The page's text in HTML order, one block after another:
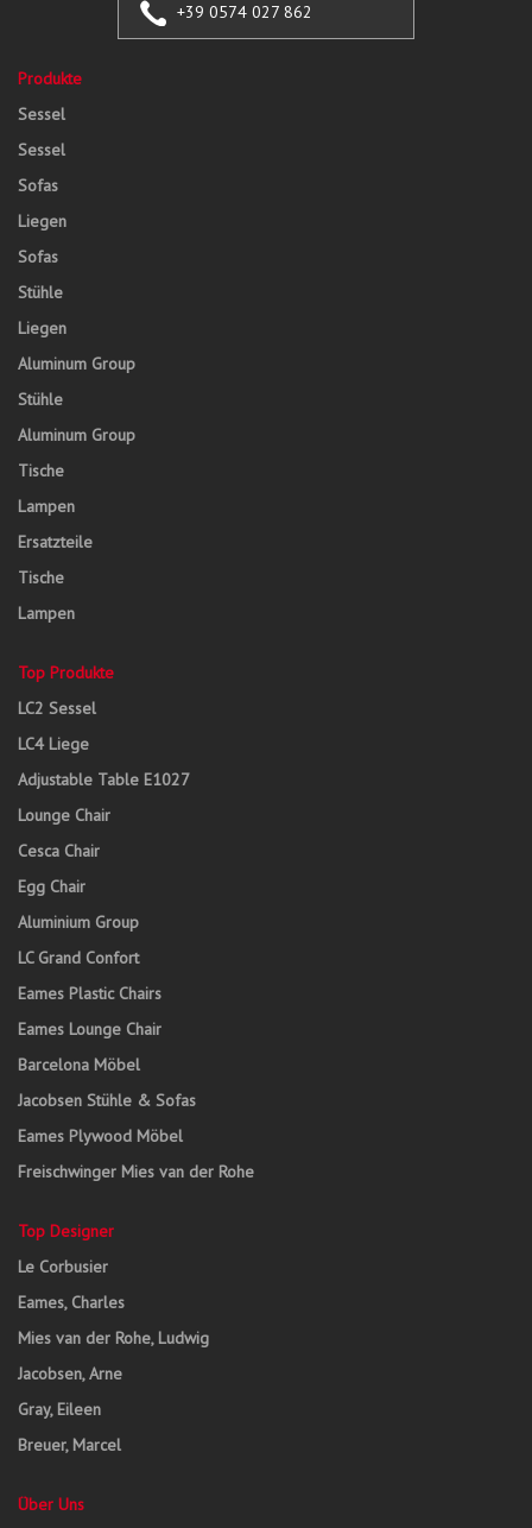
+39 0574 027 862
Produkte
Sessel
Sessel
Sofas
Liegen
Sofas
Stühle
Liegen
Aluminum Group
Stühle
Aluminum Group
Tische
Lampen
Ersatzteile
Tische
Lampen
Top Produkte
LC2 Sessel
LC4 Liege
Adjustable Table E1027
Lounge Chair
Cesca Chair
Egg Chair
Aluminium Group
LC Grand Confort
Eames Plastic Chairs
Eames Lounge Chair
Barcelona Möbel
Jacobsen Stühle & Sofas
Eames Plywood Möbel
Freischwinger Mies van der Rohe
Top Designer
Le Corbusier
Eames, Charles
Mies van der Rohe, Ludwig
Jacobsen, Arne
Gray, Eileen
Breuer, Marcel
Über Uns